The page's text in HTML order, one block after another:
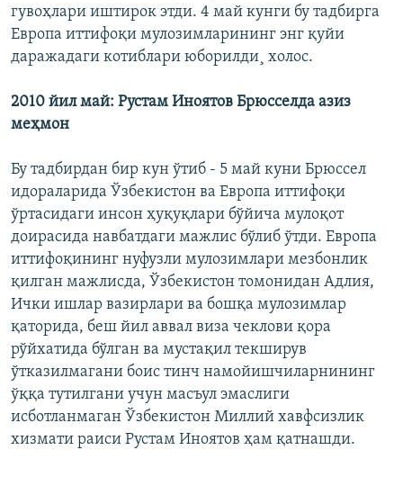
гувоҳлари иштирок этди. 4 май кунги бу тадбирга
Европа иттифоқи мулозимларининг энг қуйи
даражадаги котиблари юборилди¸ холос.
2010 йил май: Рустам Иноятов Брюсселда азиз
меҳмон
Бу тадбирдан бир кун ўтиб - 5 май куни Брюссел
идораларида Ўзбекистон ва Европа иттифоқи
ўртасидаги инсон ҳуқуқлари бўйича мулоқот
доирасида навбатдаги мажлис бўлиб ўтди. Европа
иттифоқининг нуфузли мулозимлари мезбонлик
қилган мажлисда, Ўзбекистон томонидан Адлия,
Ички ишлар вазирлари ва бошқа мулозимлар
қаторида, беш йил аввал виза чеклови қора
рўйхатида бўлган ва мустақил текширув
ўтказилмагани боис тинч намойишчиларнининг
ўққа тутилгани учун масъул эмаслиги
исботланмаган Ўзбекистон Миллий хавфсизлик
хизмати раиси Рустам Иноятов ҳам қатнашди.